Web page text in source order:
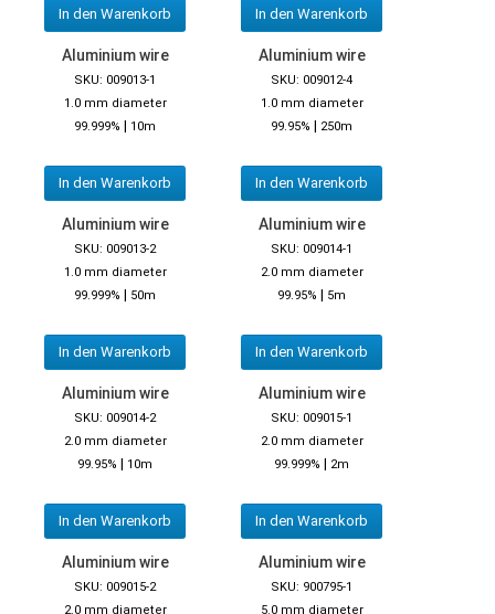
In den Warenkorb In den Warenkorb
Aluminium wire
SKU: 009013-1
1.0 mm diameter
99.999% | 10m
In den Warenkorb
Aluminium wire
SKU: 009012-4
1.0 mm diameter
99.95% | 250m
In den Warenkorb
Aluminium wire
SKU: 009013-2
1.0 mm diameter
99.999% | 50m
In den Warenkorb
Aluminium wire
SKU: 009014-1
2.0 mm diameter
99.95% | 5m
In den Warenkorb
Aluminium wire
SKU: 009014-2
2.0 mm diameter
99.95% | 10m
In den Warenkorb
Aluminium wire
SKU: 009015-1
2.0 mm diameter
99.999% | 2m
In den Warenkorb
Aluminium wire
SKU: 009015-2
2.0 mm diameter
Aluminium wire
SKU: 900795-1
5.0 mm diameter